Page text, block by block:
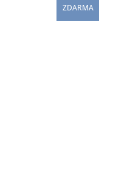
ZDARMA